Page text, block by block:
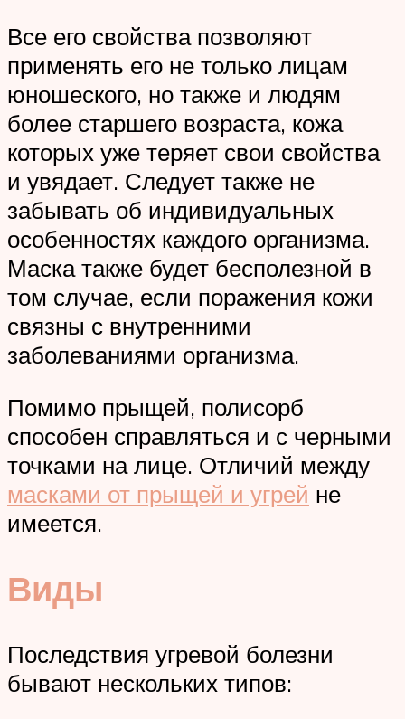
Все его свойства позволяют
применять его не только лицам
юношеского, но также и людям
более старшего возраста, кожа
которых уже теряет свои свойства
и увядает. Следует также не
забывать об индивидуальных
особенностях каждого организма.
Маска также будет бесполезной в
том случае, если поражения кожи
связны с внутренними
заболеваниями организма.
Помимо прыщей, полисорб
способен справляться и с черными
точками на лице. Отличий между
масками от прыщей и угрей не
имеется.
Виды
Последствия угревой болезни
бывают нескольких типов: